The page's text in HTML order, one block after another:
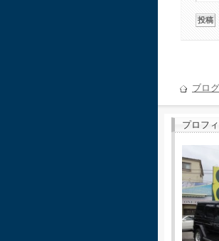
ブロ
プロフ